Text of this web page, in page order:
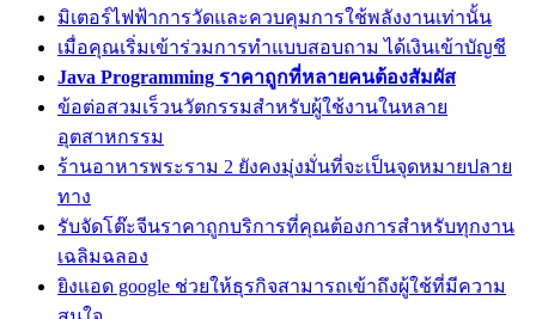
มิเตอร์ไฟฟ้าการวัดและควบคุมการใช้พลังงานเท่านั้น
เมื่อคุณเริ่มเข้าร่วมการทำแบบสอบถาม ได้เงินเข้าบัญชี
Java Programming ราคาถูกที่หลายคนต้องสัมผัส
ข้อต่อสวมเร็วนวัตกรรมสำหรับผู้ใช้งานในหลาย
อุตสาหกรรม
ร้านอาหารพระราม 2 ยังคงมุ่งมั่นที่จะเป็นจุดหมายปลาย
ทาง
รับจัดโต๊ะจีนราคาถูกบริการที่คุณต้องการสำหรับทุกงาน
เฉลิมฉลอง
ยิงแอด google ช่วยให้ธุรกิจสามารถเข้าถึงผู้ใช้ที่มีความ